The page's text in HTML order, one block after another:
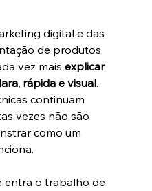
digital e das
de produtos,
vez mais explicar
rápida e visual.
continuam
vezes não são
como um
entra o trabalho de